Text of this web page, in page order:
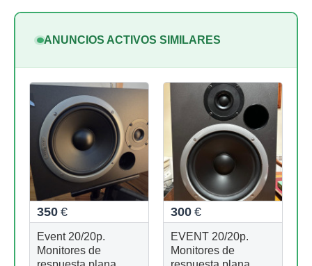
ANUNCIOS ACTIVOS SIMILARES
350 €
Event 20/20p.
Monitores de
300 €
EVENT 20/20p.
Monitores de